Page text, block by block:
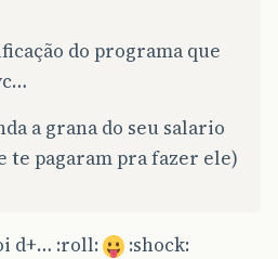
do programa que
a grana do seu salario
te pagaram pra fazer ele)
d+… :roll: :shock: